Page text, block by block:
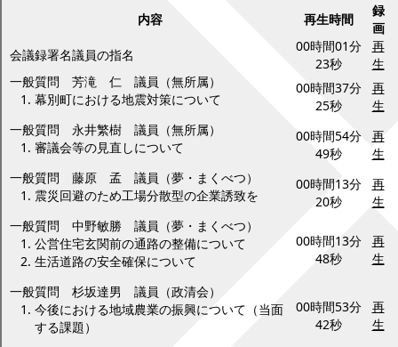
内容
再生時間
録
画
会議録署名議員の指名
00時間01分
23秒
再
生
一般質問 芳滝 仁 議員（無所属）
幕別町における地震対策について
00時間37分
25秒
再
生
一般質問 永井繁樹 議員（無所属）
審議会等の見直しについて
00時間54分
49秒
再
生
一般質問 藤原 孟 議員（夢・まくべつ）
震災回避のため工場分散型の企業誘致を
00時間13分
20秒
再
生
一般質問 中野敏勝 議員（夢・まくべつ）
公営住宅玄関前の通路の整備について
生活道路の安全確保について
00時間13分
48秒
再
生
一般質問 杉坂達男 議員（政清会）
今後における地域農業の振興について（当面
する課題）
00時間53分
42秒
再
生